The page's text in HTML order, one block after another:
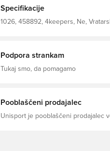
mm peno. Elastičen lateks trak. PRO
Hibridni kroj.
Specifikacije
1026, 458892, 4keepers, Ne,
Podpora strankam
Tukaj smo, da pomagamo
Pooblaščeni prodajalec
Unisport je pooblaščeni prodajalec